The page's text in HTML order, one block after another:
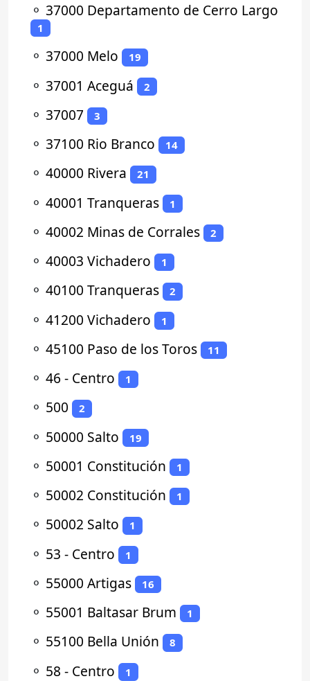
⚬ 37000 Departamento de Cerro Largo
1
⚬ 37000 Melo 19
⚬ 37001 Aceguá 2
⚬ 37007 3
⚬ 37100 Rio Branco 14
⚬ 40000 Rivera 21
⚬ 40001 Tranqueras 1
⚬ 40002 Minas de Corrales 2
⚬ 40003 Vichadero 1
⚬ 40100 Tranqueras 2
⚬ 41200 Vichadero 1
⚬ 45100 Paso de los Toros 11
⚬ 46 - Centro 1
⚬ 500 2
⚬ 50000 Salto 19
⚬ 50001 Constitución 1
⚬ 50002 Constitución 1
⚬ 50002 Salto 1
⚬ 53 - Centro 1
⚬ 55000 Artigas 16
⚬ 55001 Baltasar Brum 1
⚬ 55100 Bella Unión 8
⚬ 58 - Centro 1